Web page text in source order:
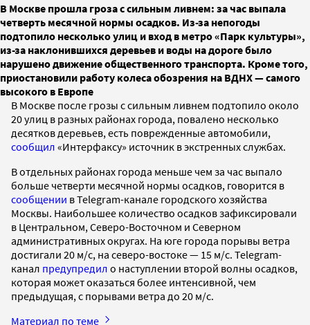
В Москве прошла гроза с сильным ливнем: за час выпала
четверть месячной нормы осадков. Из-за непогоды
подтопило несколько улиц и вход в метро «Парк культуры»,
из-за наклонившихся деревьев и воды на дороге было
нарушено движение общественного транспорта. Кроме того,
приостановили работу колеса обозрения на ВДНХ — самого
высокого в Европе
В Москве после грозы с сильным ливнем подтопило около
20 улиц в разных районах города, повалено несколько
десятков деревьев, есть поврежденные автомобили,
сообщил «Интерфаксу» источник в экстренных службах.
В отдельных районах города меньше чем за час выпало
больше четверти месячной нормы осадков, говорится в
сообщении в Telegram-канале городского хозяйства
Москвы. Наибольшее количество осадков зафиксировали
в Центральном, Северо-Восточном и Северном
административных округах. На юге города порывы ветра
достигали 20 м/с, на северо-востоке — 15 м/с. Telegram-
канал предупредил о наступлении второй волны осадков,
которая может оказаться более интенсивной, чем
предыдущая, с порывами ветра до 20 м/с.
Материал по теме